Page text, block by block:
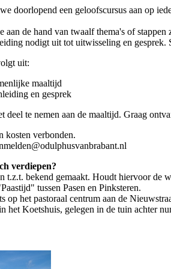
doorlopend een geloofscursus aan op
aan de hand van twaalf thema's of
nodigt uit tot uitwisseling en gesprek.
uit:
maaltijd
en gesprek
te nemen aan de maaltijd. Graag
kosten verbonden.
verdiepen?
t.z.t. bekend gemaakt. Houdt hiervoor de
tussen Pasen en Pinksteren.
op het pastoraal centrum aan de
het Koetshuis, gelegen in de tuin achter